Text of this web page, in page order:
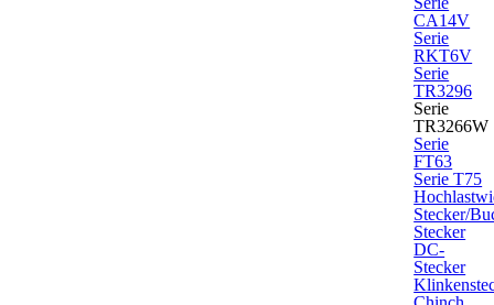
CA14V
Serie
RKT6V
Serie
TR3296
Serie
TR3266W
Serie
FT63
Serie T75
Stecker/
Stecker
DC-
Stecker